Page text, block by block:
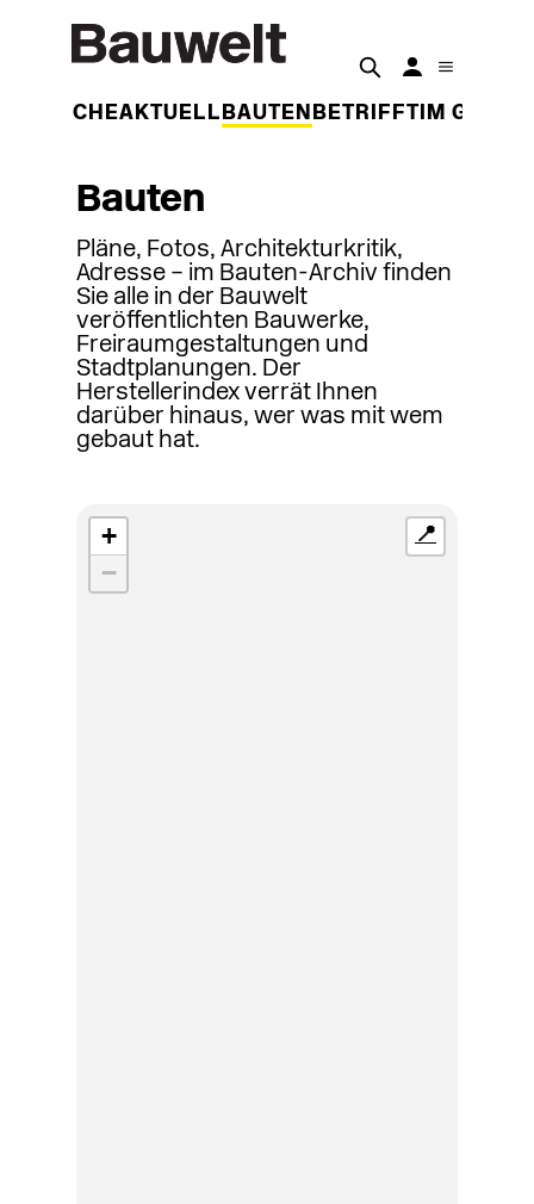
WOCHEAKTUELL BAUTEN BETRIFFT IM
Bauten
Pläne, Fotos, Architekturkritik,
Adresse – im Bauten-Archiv finden
Sie alle in der Bauwelt
veröffentlichten Bauwerke,
Freiraumgestaltungen und
Stadtplanungen. Der
Herstellerindex verrät Ihnen
darüber hinaus, wer was mit wem
gebaut hat.
+
−
📍